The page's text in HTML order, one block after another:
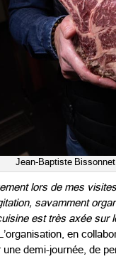
Jean-Baptiste
lors de mes
savamment
est très axée sur
en
demi-journée, de